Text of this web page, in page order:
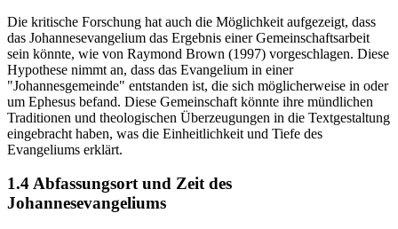
Die kritische Forschung hat auch die Möglichkeit aufgezeigt, dass
das Johannesevangelium das Ergebnis einer Gemeinschaftsarbeit
sein könnte, wie von Raymond Brown (1997) vorgeschlagen. Diese
Hypothese nimmt an, dass das Evangelium in einer
"Johannesgemeinde" entstanden ist, die sich möglicherweise in oder
um Ephesus befand. Diese Gemeinschaft könnte ihre mündlichen
Traditionen und theologischen Überzeugungen in die Textgestaltung
eingebracht haben, was die Einheitlichkeit und Tiefe des
Evangeliums erklärt.
1.4 Abfassungsort und Zeit des
Johannesevangeliums